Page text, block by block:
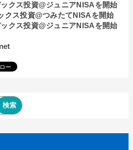
クス投資@ジュニアNISAを開始
クス投資@つみたてNISAを開始
クス投資@ジュニアNISAを開始